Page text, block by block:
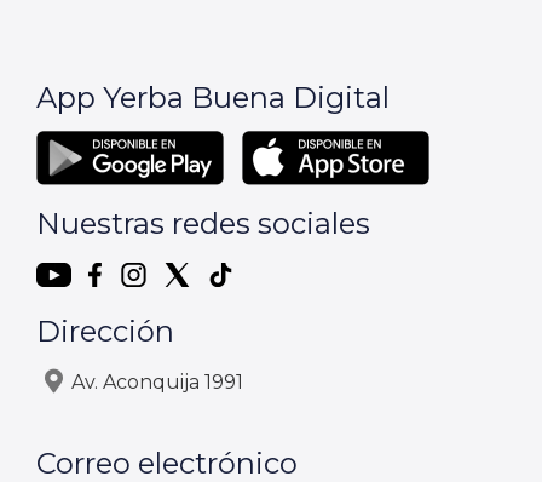
App Yerba Buena Digital
Nuestras redes sociales
Dirección
Av. Aconquija 1991
Correo electrónico